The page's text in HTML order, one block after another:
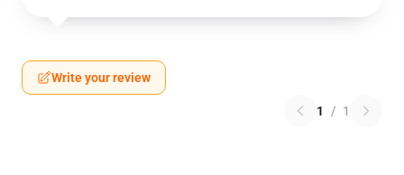
Write your review
1 / 1